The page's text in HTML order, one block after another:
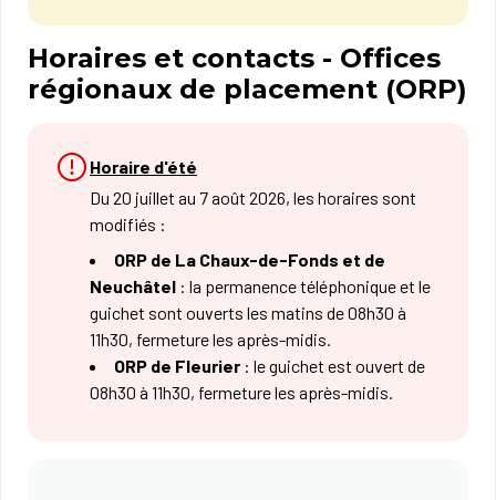
Horaires et contacts - Offices
régionaux de placement (ORP)
Horaire d'été
Du 20 juillet au 7 août 2026, les horaires sont
modifiés :
ORP de La Chaux-de-Fonds et de
Neuchâtel : la permanence téléphonique et le
guichet sont ouverts les matins de 08h30 à
11h30, fermeture les après-midis.
ORP de Fleurier : le guichet est ouvert de
08h30 à 11h30, fermeture les après-midis.